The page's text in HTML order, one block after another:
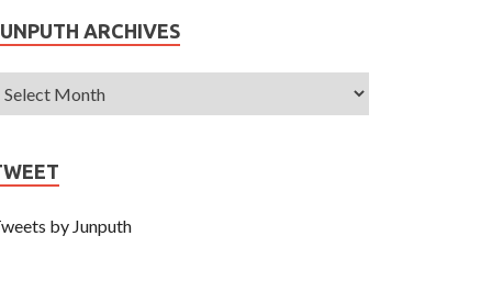
ARCHIVES
by Junputh